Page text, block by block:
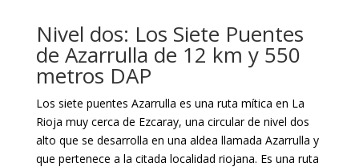
Nivel dos: Los Siete Puentes
de Azarrulla de 12 km y 550
metros DAP
Los siete puentes Azarrulla es una ruta mítica en La
Rioja muy cerca de Ezcaray, una circular de nivel dos
alto que se desarrolla en una aldea llamada Azarrulla y
que pertenece a la citada localidad riojana. Es una ruta